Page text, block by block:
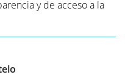
y de acceso a la